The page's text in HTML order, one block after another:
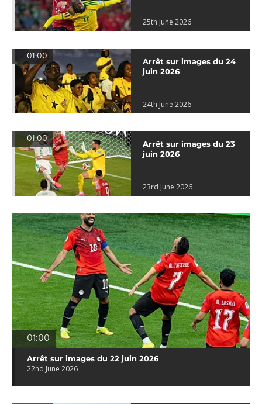
25th June 2026
01:00
Arrêt sur images du 24
juin 2026
24th June 2026
01:00
Arrêt sur images du 23
juin 2026
23rd June 2026
01:00
Arrêt sur images du 22 juin 2026
22nd June 2026